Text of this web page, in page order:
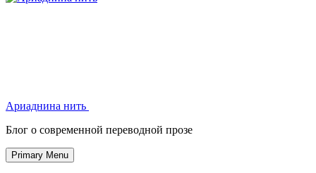
Ариаднина нить
Блог о современной переводной прозе
Primary Menu